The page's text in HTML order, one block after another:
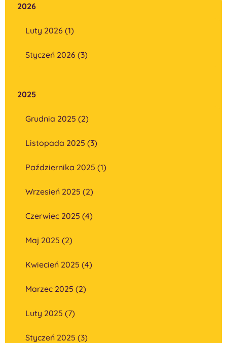
2026
Luty 2026 (1)
Styczeń 2026 (3)
2025
Grudnia 2025 (2)
Listopada 2025 (3)
Października 2025 (1)
Wrzesień 2025 (2)
Czerwiec 2025 (4)
Maj 2025 (2)
Kwiecień 2025 (4)
Marzec 2025 (2)
Luty 2025 (7)
Styczeń 2025 (3)